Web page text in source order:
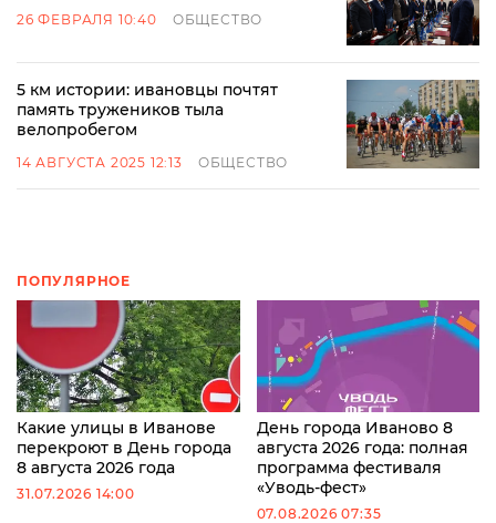
26 ФЕВРАЛЯ 10:40 ОБЩЕСТВО
5 км истории: ивановцы почтят
память тружеников тыла
велопробегом
14 АВГУСТА 2025 12:13 ОБЩЕСТВО
ПОПУЛЯРНОЕ
Какие улицы в Иванове
перекроют в День города
8 августа 2026 года
31.07.2026 14:00
День города Иваново 8
августа 2026 года: полная
программа фестиваля
«Уводь-фест»
07.08.2026 07:35